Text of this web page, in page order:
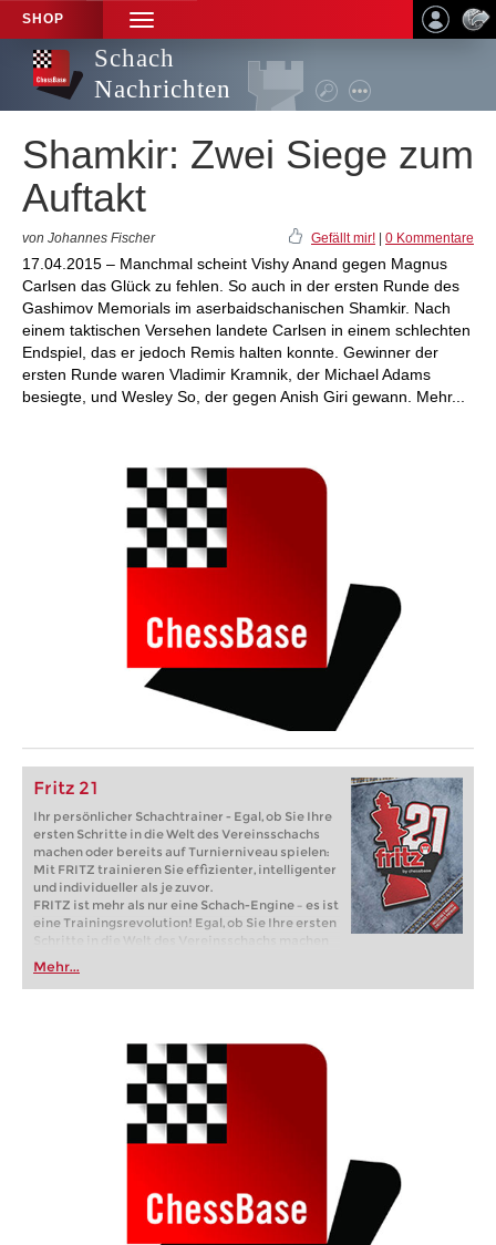
SHOP
TOGGLE
NAVIGATION
Schach
Nachrichten
Shamkir: Zwei Siege zum
Auftakt
von Johannes Fischer Gefällt mir! 0 Kommentare
17.04.2015 – Manchmal scheint Vishy Anand gegen Magnus
Carlsen das Glück zu fehlen. So auch in der ersten Runde des
Gashimov Memorials im aserbaidschanischen Shamkir. Nach
einem taktischen Versehen landete Carlsen in einem schlechten
Endspiel, das er jedoch Remis halten konnte. Gewinner der
ersten Runde waren Vladimir Kramnik, der Michael Adams
besiegte, und Wesley So, der gegen Anish Giri gewann. Mehr...
Fritz 21
Ihr persönlicher Schachtrainer - Egal, ob Sie Ihre
ersten Schritte in die Welt des Vereinsschachs
machen oder bereits auf Turnierniveau spielen:
Mit FRITZ trainieren Sie effizienter, intelligenter
und individueller als je zuvor.
FRITZ ist mehr als nur eine Schach-Engine – es ist
eine Trainingsrevolution! Egal, ob Sie Ihre ersten
Schritte in die Welt des Vereinsschachs machen
oder bereits auf Turnierniveau spielen: Mit
FRITZ trainieren Sie effizienter, intelligenter und
individueller als je zuvor.
Mehr...